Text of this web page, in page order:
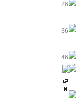
26
36
46